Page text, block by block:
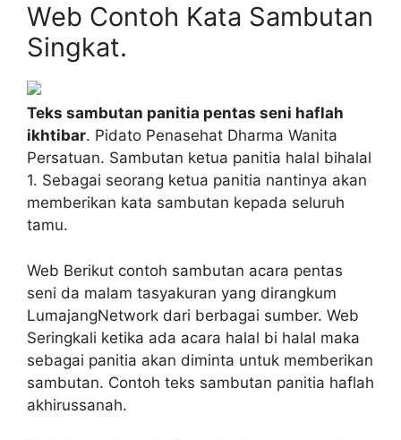
Web Contoh Kata Sambutan
Singkat.
Teks sambutan panitia pentas seni haflah
ikhtibar. Pidato Penasehat Dharma Wanita
Persatuan. Sambutan ketua panitia halal bihalal
1. Sebagai seorang ketua panitia nantinya akan
memberikan kata sambutan kepada seluruh
tamu.
Web Berikut contoh sambutan acara pentas
seni da malam tasyakuran yang dirangkum
LumajangNetwork dari berbagai sumber. Web
Seringkali ketika ada acara halal bi halal maka
sebagai panitia akan diminta untuk memberikan
sambutan. Contoh teks sambutan panitia haflah
akhirussanah.